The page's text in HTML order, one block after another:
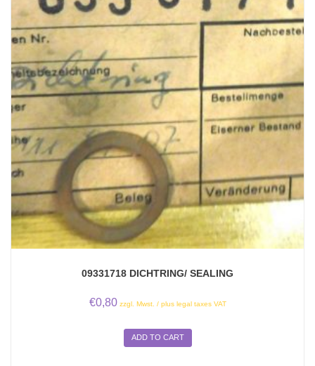
09331718 DICHTRING/ SEALING
€0,80 zzgl. Mwst. / plus legal taxes VAT
ADD TO CART